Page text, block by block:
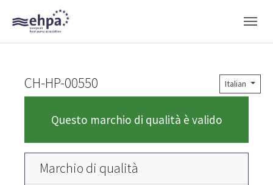
Skip to main navigation
Skip to main content
Skip to page footer
Italian
CH-HP-00550
Questo marchio di qualità è valido
Marchio di qualità